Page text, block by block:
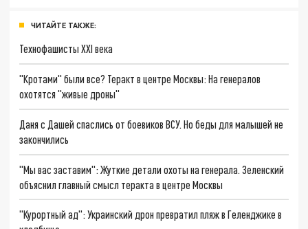
ЧИТАЙТЕ ТАКЖЕ:
Технофашисты XXI века
"Кротами" были все? Теракт в центре Москвы: На генералов
охотятся "живые дроны"
Даня с Дашей спаслись от боевиков ВСУ. Но беды для малышей не
закончились
"Мы вас заставим": Жуткие детали охоты на генерала. Зеленский
объяснил главный смысл теракта в центре Москвы
"Курортный ад": Украинский дрон превратил пляж в Геленджике в